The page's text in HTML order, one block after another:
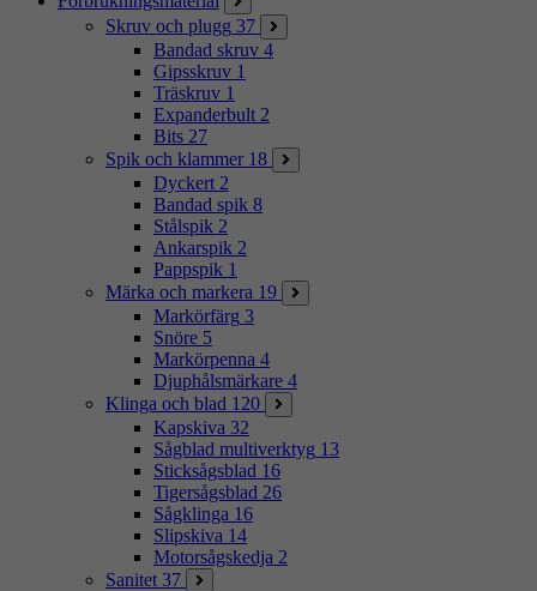
Skruv och plugg 37
Bandad skruv 4
Gipsskruv 1
Träskruv 1
Expanderbult 2
Bits 27
Spik och klammer 18
Dyckert 2
Bandad spik 8
Stålspik 2
Ankarspik 2
Pappspik 1
Märka och markera 19
Markörfärg 3
Snöre 5
Markörpenna 4
Djuphålsmärkare 4
Klinga och blad 120
Kapskiva 32
Sågblad multiverktyg 13
Sticksågsblad 16
Tigersågsblad 26
Sågklinga 16
Slipskiva 14
Motorsågskedja 2
Sanitet 37